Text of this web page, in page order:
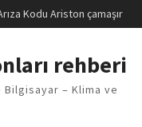
Kodu Ariston çamaşır
Sorunu
buzdolabı F5 Hatası
çamaşır makinesi E03
rehberi
– Klima ve